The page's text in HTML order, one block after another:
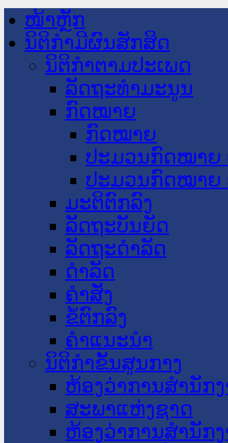
ໜ້າຫຼັກ
ນິຕິກໍາມີຜົນສັກສິດ
ນິຕິກໍາຕາມປະເພດ
ລັດຖະທໍາມະນູນ
ກົດໝາຍ
ກົດໝາຍ
ປະມວນກົດໝາຍ
ປະມວນກົດໝາຍ
ມະຕິຕົກລົງ
ລັດຖະບັນຍັດ
ລັດຖະດໍາລັດ
ດໍາລັດ
ຄໍາສັ່ງ
ຂໍ້ຕົກລົງ
ຄໍາແນະນໍາ
ນິຕິກໍາຂັ້ນສູນກາງ
ຫ້ອງວ່າການສໍານັກ
ສະພາແຫ່ງຊາດ
ຫ້ອງວ່າການສຳນັກ